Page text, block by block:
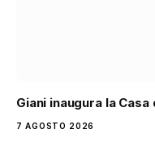
Giani inaugura la
7 AGOSTO 2026